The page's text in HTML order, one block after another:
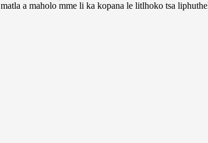
matla a maholo mme li ka kopana le litlhoko tsa